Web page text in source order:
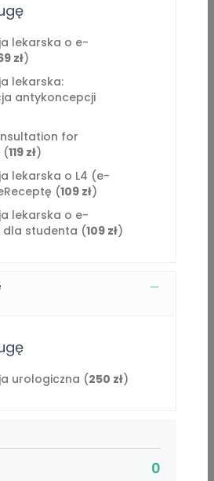
zawodowe pracując m.in. w
opieki zdrowotnej,
wojewódzkim oraz miejskim.
ogólnych z zakresu
gardła, nieżytów
dolegliwości bólowych kręgosłupa,
przewlekłych, antykoncepcji.
leków).
o niezdolności wystawiam
lekarskich o niezdolności w
lekarska o e-
zł)
lekarska:
antykoncepcji
for
(119 zł)
lekarska o L4 (e-
(109 zł)
lekarska o e-
dla studenta (109 zł)
urologiczna (250 zł)
0